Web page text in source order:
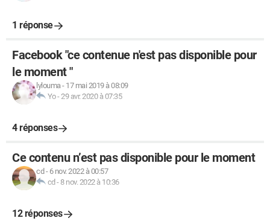
1 réponse
Facebook "ce contenue n'est pas disponible pour
le moment "
lylouma- 17 mai 2019 à 08:09
Yo-29 avr. 2020 à 07:35
4 réponses
Ce contenu n’est pas disponible pour le moment
cd - 6 nov. 2022 à 00:57
cd - 8 nov. 2022 à 10:36
12 réponses